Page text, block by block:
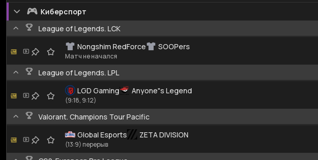
Киберспорт
League of Legends. LCK
Nongshim RedForce
SOOPers
Матч не начался
League of Legends. LPL
LGD Gaming
Anyone"s Legend
(9:18, 9:12)
Valorant. Champions Tour Pacific
Global Esports
ZETA DIVISION
(13:9) перерыв